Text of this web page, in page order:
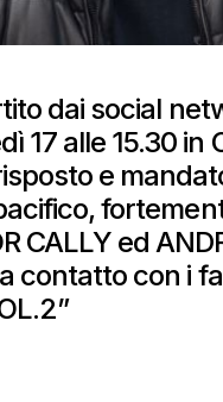
dai social
17 alle 15.30 in
e
CALLY ed
contatto con i